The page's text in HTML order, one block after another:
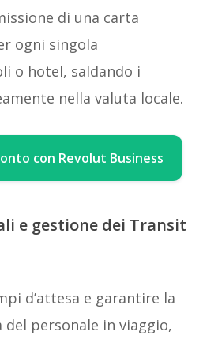
di una carta
ogni singola
o hotel, saldando i
nella valuta locale.
con Revolut Business
e gestione dei Transit
d’attesa e garantire la
personale in viaggio,